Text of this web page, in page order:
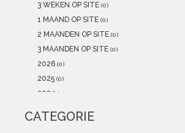
Alle artikelen
3 WEKEN OP SITE (0)
1 MAAND OP SITE (0)
2 MAANDEN OP SITE (0)
3 MAANDEN OP SITE (0)
2026 (0)
2025 (0)
2024 (0)
2022 (0)
CATEGORIE